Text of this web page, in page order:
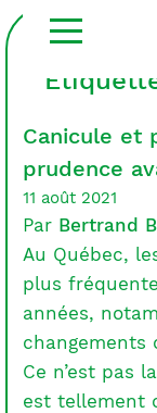
Ouvrir
la
site
Canicule et
prudence
11 août 2021
Par Bertrand
Au Québec,
plus
années,
changements
Ce n’est pas
est tellement